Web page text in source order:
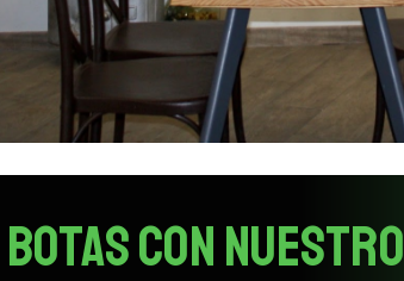
CON NUESTRO